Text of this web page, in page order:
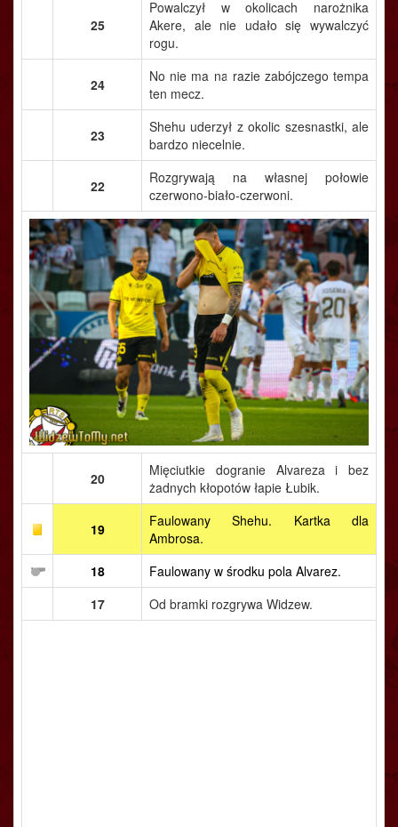
25
Powalczył w okolicach narożnika
Akere, ale nie udało się wywalczyć
rogu.
24
No nie ma na razie zabójczego tempa
ten mecz.
23
Shehu uderzył z okolic szesnastki, ale
bardzo niecelnie.
22
Rozgrywają na własnej połowie
czerwono-biało-czerwoni.
20
Mięciutkie dogranie Alvareza i bez
żadnych kłopotów łapie Łubik.
19
Faulowany Shehu. Kartka dla
Ambrosa.
18
Faulowany w środku pola Alvarez.
17
Od bramki rozgrywa Widzew.